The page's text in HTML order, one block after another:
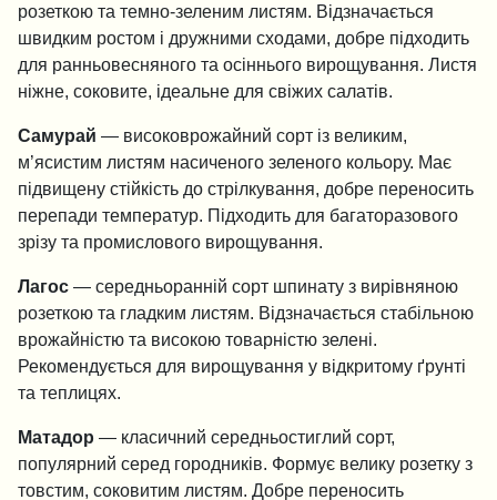
розеткою та темно-зеленим листям. Відзначається
швидким ростом і дружними сходами, добре підходить
для ранньовесняного та осіннього вирощування. Листя
ніжне, соковите, ідеальне для свіжих салатів.
Самурай — високоврожайний сорт із великим,
м’ясистим листям насиченого зеленого кольору. Має
підвищену стійкість до стрілкування, добре переносить
перепади температур. Підходить для багаторазового
зрізу та промислового вирощування.
Лагос — середньоранній сорт шпинату з вирівняною
розеткою та гладким листям. Відзначається стабільною
врожайністю та високою товарністю зелені.
Рекомендується для вирощування у відкритому ґрунті
та теплицях.
Матадор — класичний середньостиглий сорт,
популярний серед городників. Формує велику розетку з
товстим, соковитим листям. Добре переносить